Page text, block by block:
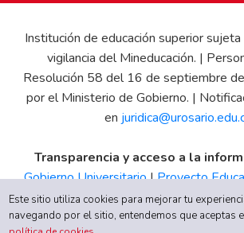
Institución de educación superior
vigilancia del Mineducación. |
Resolución 58 del 16 de septiembre
por el Ministerio de Gobierno. |
en
Transparencia y acceso a la
Gobierno Universitario|Proyecto
|Informe de Gestión|Boletín
Tributario|Estados Financieros|
Este sitio utiliza cookies para mejorar tu
navegando por el sitio, entendemos que aceptas